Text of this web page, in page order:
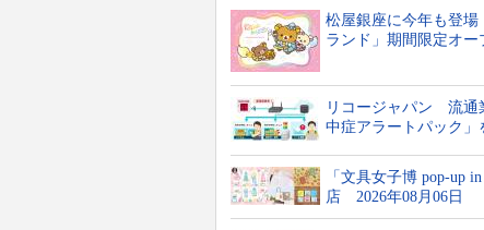
松屋銀座に今年も登
ランド」期間限定オ
リコージャパン 流通
中症アラートパック
「文具女子博 pop-up
店 2026年08月06日